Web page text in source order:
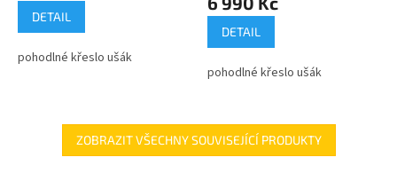
5
DETAIL
pohodlné křeslo ušák
DETAIL
pohodlné křeslo ušák
ZOBRAZIT VŠECHNY SOUVISEJÍCÍ PRODUKTY